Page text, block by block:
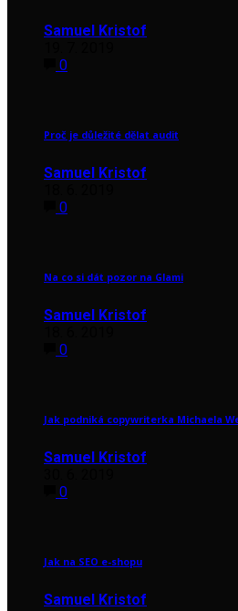
Samuel Kristof
0
Proč je důležité dělat audit
Samuel Kristof
0
Na co si dát pozor na Glami
Samuel Kristof
0
Jak podniká copywriterka Michaela
Samuel Kristof
0
Jak na SEO e-shopu
Samuel Kristof